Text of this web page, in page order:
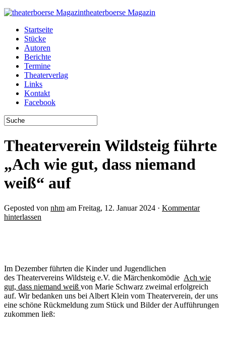
theaterboerse Magazin
Startseite
Stücke
Autoren
Berichte
Termine
Theaterverlag
Links
Kontakt
Facebook
Theaterverein Wildsteig führte
„Ach wie gut, dass niemand
weiß“ auf
Geposted von nhm am Freitag, 12. Januar 2024 · Kommentar
hinterlassen
Im Dezember führten die Kinder und Jugendlichen
des Theatervereins Wildsteig e.V. die Märchenkomödie Ach wie
gut, dass niemand weiß von Marie Schwarz zweimal erfolgreich
auf. Wir bedanken uns bei Albert Klein vom Theaterverein, der uns
eine schöne Rückmeldung zum Stück und Bilder der Aufführungen
zukommen ließ: